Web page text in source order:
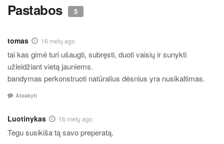
Pastabos 5
tomas 16 metų ago
tai kas gimė turi ušaugti, subręsti, duoti vaisių ir sunykti
užleidžiant vietą jauniems.
bandymas perkonstruoti natūralius dėsnius yra nusikaltimas.
Atsakyti
Luotinykas 16 metų ago
Tegu susikiša tą savo preperatą.